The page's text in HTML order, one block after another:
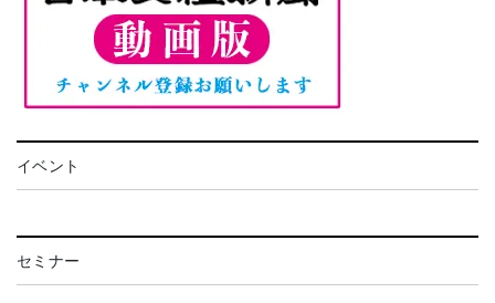
イベント
セミナー